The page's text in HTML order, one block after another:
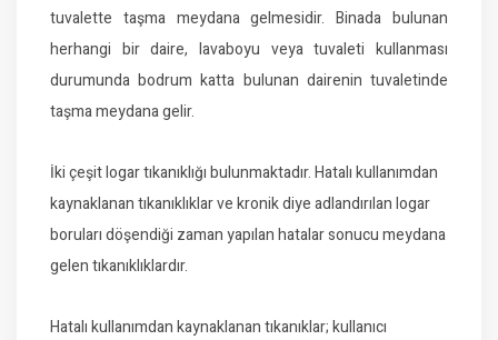
tuvalette taşma meydana gelmesidir. Binada bulunan
herhangi bir daire, lavaboyu veya tuvaleti kullanması
durumunda bodrum katta bulunan dairenin tuvaletinde
taşma meydana gelir.
İki çeşit logar tıkanıklığı bulunmaktadır. Hatalı kullanımdan
kaynaklanan tıkanıklıklar ve kronik diye adlandırılan logar
boruları döşendiği zaman yapılan hatalar sonucu meydana
gelen tıkanıklıklardır.
Hatalı kullanımdan kaynaklanan tıkanıklar; kullanıcı